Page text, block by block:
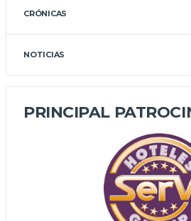
CRÓNICAS
NOTICIAS
PRINCIPAL